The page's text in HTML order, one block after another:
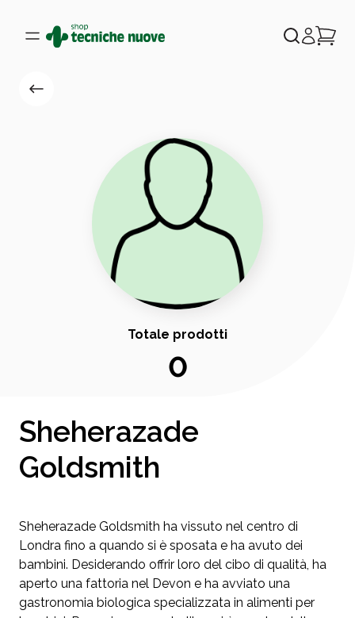
Totale prodotti
0
Sheherazade
Goldsmith
Sheherazade Goldsmith ha vissuto nel centro di
Londra fino a quando si è sposata e ha avuto dei
bambini. Desiderando offrir loro del cibo di qualità, ha
aperto una fattoria nel Devon e ha avviato una
gastronomia biologica specializzata in alimenti per